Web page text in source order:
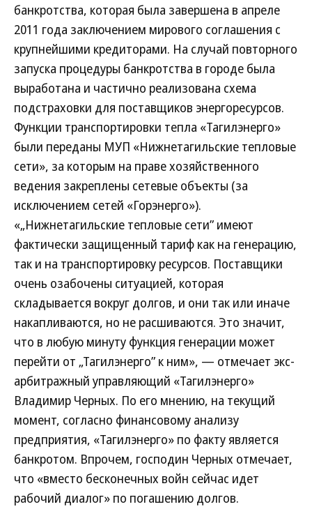
банкротства, которая была завершена в апреле
2011 года заключением мирового соглашения с
крупнейшими кредиторами. На случай повторного
запуска процедуры банкротства в городе была
выработана и частично реализована схема
подстраховки для поставщиков энергоресурсов.
Функции транспортировки тепла «Тагилэнерго»
были переданы МУП «Нижнетагильские тепловые
сети», за которым на праве хозяйственного
ведения закреплены сетевые объекты (за
исключением сетей «Горэнерго»).
«„Нижнетагильские тепловые сети” имеют
фактически защищенный тариф как на генерацию,
так и на транспортировку ресурсов. Поставщики
очень озабочены ситуацией, которая
складывается вокруг долгов, и они так или иначе
накапливаются, но не расшиваются. Это значит,
что в любую минуту функция генерации может
перейти от „Тагилэнерго” к ним», — отмечает экс-
арбитражный управляющий «Тагилэнерго»
Владимир Черных. По его мнению, на текущий
момент, согласно финансовому анализу
предприятия, «Тагилэнерго» по факту является
банкротом. Впрочем, господин Черных отмечает,
что «вместо бесконечных войн сейчас идет
рабочий диалог» по погашению долгов.